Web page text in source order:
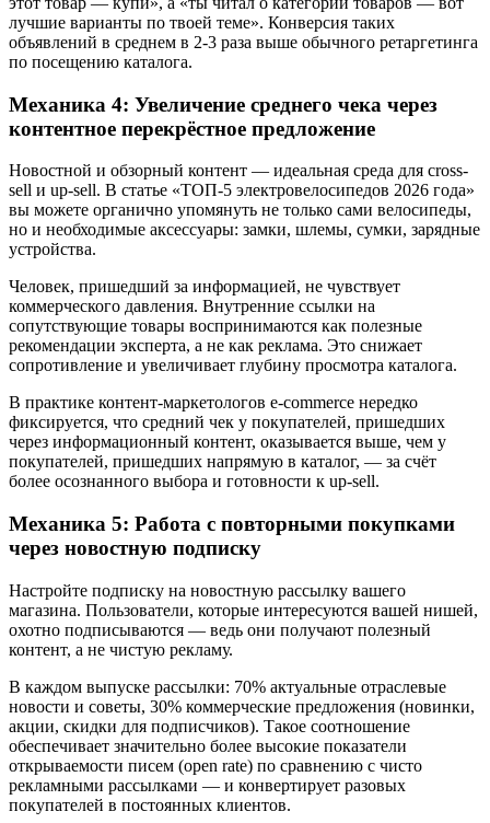
лучшие варианты по твоей теме». Конверсия таких
объявлений в среднем в 2-3 раза выше обычного ретаргетинга
по посещению каталога.
Механика 4: Увеличение среднего чека через
контентное перекрёстное предложение
Новостной и обзорный контент — идеальная среда для cross-
sell и up-sell. В статье «ТОП-5 электровелосипедов 2026 года»
вы можете органично упомянуть не только сами велосипеды,
но и необходимые аксессуары: замки, шлемы, сумки, зарядные
устройства.
Человек, пришедший за информацией, не чувствует
коммерческого давления. Внутренние ссылки на
сопутствующие товары воспринимаются как полезные
рекомендации эксперта, а не как реклама. Это снижает
сопротивление и увеличивает глубину просмотра каталога.
В практике контент-маркетологов e-commerce нередко
фиксируется, что средний чек у покупателей, пришедших
через информационный контент, оказывается выше, чем у
покупателей, пришедших напрямую в каталог, — за счёт
более осознанного выбора и готовности к up-sell.
Механика 5: Работа с повторными покупками
через новостную подписку
Настройте подписку на новостную рассылку вашего
магазина. Пользователи, которые интересуются вашей нишей,
охотно подписываются — ведь они получают полезный
контент, а не чистую рекламу.
В каждом выпуске рассылки: 70% актуальные отраслевые
новости и советы, 30% коммерческие предложения (новинки,
акции, скидки для подписчиков). Такое соотношение
обеспечивает значительно более высокие показатели
открываемости писем (open rate) по сравнению с чисто
рекламными рассылками — и конвертирует разовых
покупателей в постоянных клиентов.